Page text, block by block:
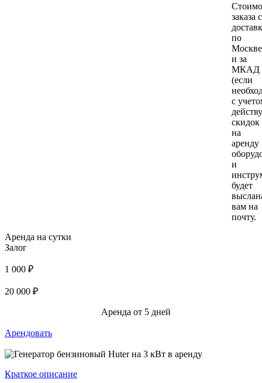
заказа с
по
Москве
и за
МКАД
(если
с
скидок
на
аренду
и
будет
вам на
почту.
Аренда на сутки
Залог
1 000 ₽
20 000 ₽
Аренда от 5 дней
Арендовать
Краткое описание